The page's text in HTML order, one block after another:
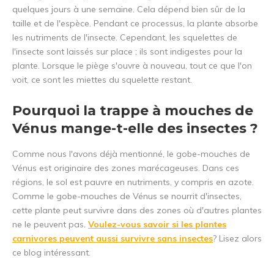
quelques jours à une semaine. Cela dépend bien sûr de la
taille et de l'espèce. Pendant ce processus, la plante absorbe
les nutriments de l'insecte. Cependant, les squelettes de
l'insecte sont laissés sur place ; ils sont indigestes pour la
plante. Lorsque le piège s'ouvre à nouveau, tout ce que l'on
voit, ce sont les miettes du squelette restant.
Pourquoi la trappe à mouches de
Vénus mange-t-elle des insectes ?
Comme nous l'avons déjà mentionné, le gobe-mouches de
Vénus est originaire des zones marécageuses. Dans ces
régions, le sol est pauvre en nutriments, y compris en azote.
Comme le gobe-mouches de Vénus se nourrit d'insectes,
cette plante peut survivre dans des zones où d'autres plantes
ne le peuvent pas. Voulez-vous savoir si les plantes
carnivores peuvent aussi survivre sans insectes? Lisez alors
ce blog intéressant.